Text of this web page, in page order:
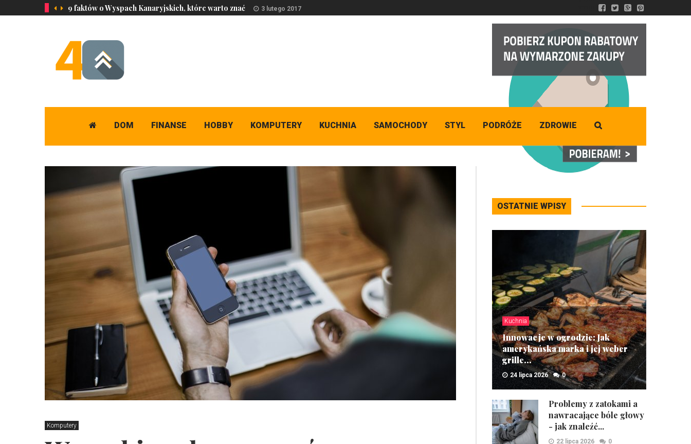
9 faktów o Wyspach Kanaryjskich, które warto znać 3 lutego 2017
DZISIAJ
DOM FINANSE HOBBY KOMPUTERY KUCHNIA SAMOCHODY STYL PODRÓŻE ZDROWIE
Komputery
OSTATNIE WPISY
Kuchnia
Innowacje w ogrodzie: Jak
amerykańska marka i jej weber
grille...
24 lipca 2026 0
Problemy z zatokami a
nawracające bóle głowy
- jak znaleźć...
22 lipca 2026 0